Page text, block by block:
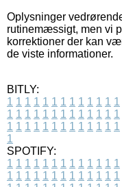
Oplysninger
rutinemæssigt, men vi
korrektioner der kan
de viste informationer.
BITLY:
1 1 1 1 1 1 1 1 1 1 1 1 1
1 1 1 1 1 1 1 1 1 1 1 1 1
1 1 1 1 1 1 1 1 1 1 1 1 1
1
SPOTIFY:
1 1 1 1 1 1 1 1 1 1 1 1 1
1 1 1 1 1 1 1 1 1 1 1 1 1